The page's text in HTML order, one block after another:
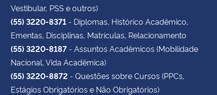
Vestibular, PSS e outros)
(55) 3220-8371 - Diplomas, Histórico Acadêmico,
Ementas, Disciplinas, Matrículas, Relacionamento
(55) 3220-8187 - Assuntos Acadêmicos (Mobilidade
Nacional, Vida Acadêmica)
(55) 3220-8872 - Questões sobre Cursos (PPCs,
Estágios Obrigatórios e Não Obrigatórios)